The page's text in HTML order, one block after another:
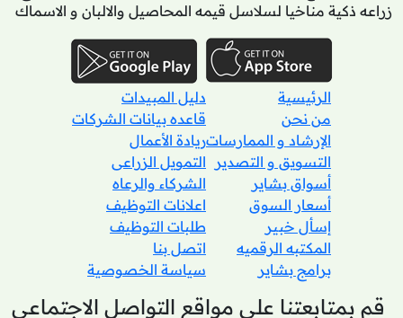
زراعه ذكية مناخيا لسلاسل قيمه المحاصيل والالبان و الاسماك
الرئيسية
من نحن
الإرشاد و الممارسات
التسويق و التصدير
أسواق بشاير
أسعار السوق
إسأل خبير
المكتبه الرقميه
برامج بشاير
دليل المبيدات
قاعده بيانات الشركات
ريادة الأعمال
التمويل الزراعى
الشركاء والرعاه
اعلانات التوظيف
طلبات التوظيف
اتصل بنا
سياسة الخصوصية
قم بمتابعتنا علي مواقع التواصل الاجتماعي